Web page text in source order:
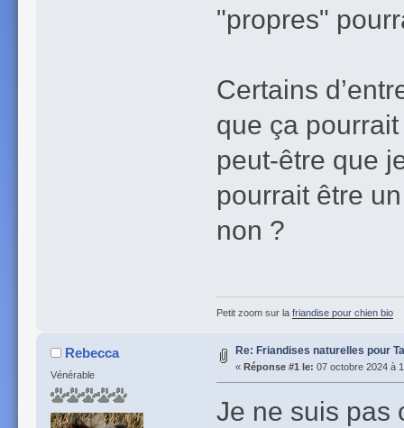
"propres"
Certains
que ça
peut-être que
pourrait être
non ?
Petit zoom sur la friandise pour chien bio
Rebecca
Vénérable
Re: Friandises naturelles pour
« Réponse #1 le: 07 octobre 2024 à
Je ne suis pas